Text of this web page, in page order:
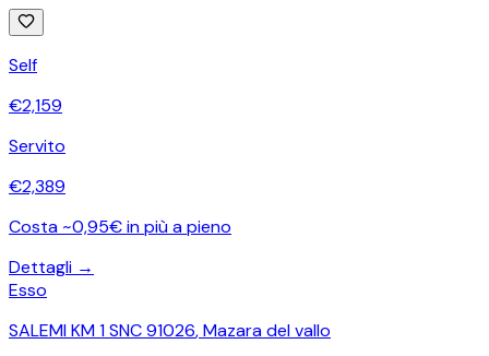
Self
€2,159
Servito
€2,389
Costa ~0,95€ in più a pieno
Dettagli →
Esso
SALEMI KM 1 SNC 91026,Mazara del vallo